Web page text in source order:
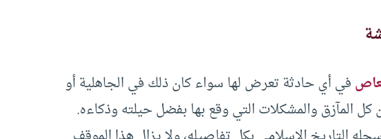
في أي حادثة تعرض لها سواء كان ذلك في الجاهلية أو
المآزق والمشكلات التي وقع بها بفضل حيلته وذكاءه.